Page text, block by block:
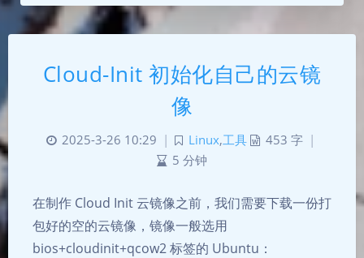
Cloud-Init 初始化自己的云镜
像
2025-3-26 10:29 | Linux,工具 453 字 |
5 分钟
在制作 Cloud Init 云镜像之前，我们需要下载一份打
包好的空的云镜像，镜像一般选用
bios+cloudinit+qcow2 标签的 Ubuntu：